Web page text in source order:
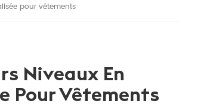
pour vêtements
Niveaux En
Pour Vêtements